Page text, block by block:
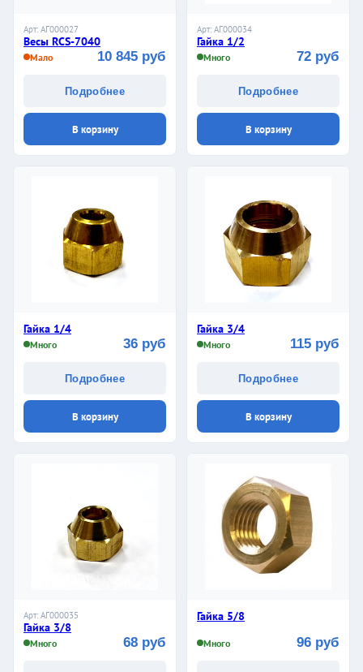
Арт: АГ000027
Весы RCS-7040
Мало 10 845 руб
Подробнее
В корзину
Арт: АГ000034
Гайка 1/2
Много 72 руб
Подробнее
В корзину
Гайка 1/4
Много 36 руб
Подробнее
В корзину
Гайка 3/4
Много 115 руб
Подробнее
В корзину
Арт: АГ000035
Гайка 3/8
Много 68 руб
Гайка 5/8
Много 96 руб